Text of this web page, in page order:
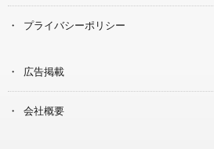
プライバシーポリシー
広告掲載
会社概要